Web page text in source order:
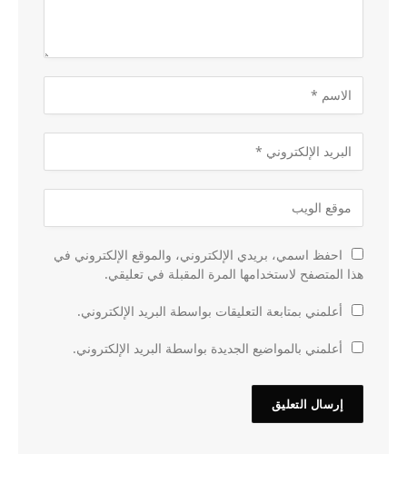
احفظ اسمي، بريدي الإلكتروني، والموقع الإلكتروني في
هذا المتصفح لاستخدامها المرة المقبلة في تعليقي.
أعلمني بمتابعة التعليقات بواسطة البريد الإلكتروني.
أعلمني بالمواضيع الجديدة بواسطة البريد الإلكتروني.